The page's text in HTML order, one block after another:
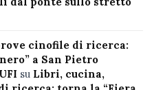
cinofile di ricerca:
a San Pietro
su Libri, cucina,